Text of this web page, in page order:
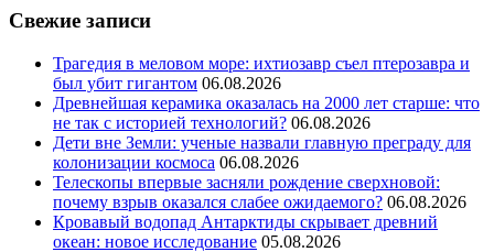
Свежие записи
Трагедия в меловом море: ихтиозавр съел птерозавра и
был убит гигантом 06.08.2026
Древнейшая керамика оказалась на 2000 лет старше: что
не так с историей технологий? 06.08.2026
Дети вне Земли: ученые назвали главную преграду для
колонизации космоса 06.08.2026
Телескопы впервые засняли рождение сверхновой:
почему взрыв оказался слабее ожидаемого? 06.08.2026
Кровавый водопад Антарктиды скрывает древний
океан: новое исследование 05.08.2026